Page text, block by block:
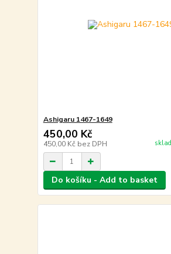
Ashigaru 1467-1649
450,00 Kč
450,00 Kč bez DPH
Do košíku - Add to basket